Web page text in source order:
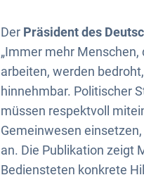
Der Präsident des
„Immer mehr
arbeiten, werden
hinnehmbar. Politischer
müssen respektvoll
Gemeinwesen
an. Die Publikation zeigt
Bediensteten konkrete